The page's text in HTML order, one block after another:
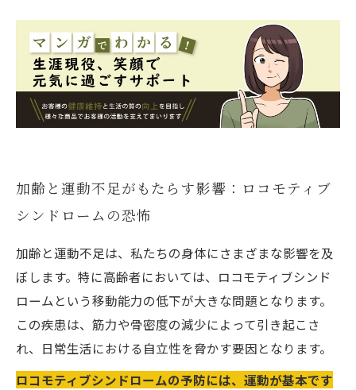
加齢と運動不足がもたらす影響：ロコモティブ
シンドロームの恐怖
加齢と運動不足は、私たちの身体にさまざまな影響を及
ぼします。特に高齢者においては、ロコモティブシンド
ロームという移動能力の低下が大きな問題となります。
この疾患は、筋力や骨密度の減少によって引き起こさ
れ、日常生活における自立性を脅かす要因となります。
ロコモティブシンドロームの予防には、運動が基本です